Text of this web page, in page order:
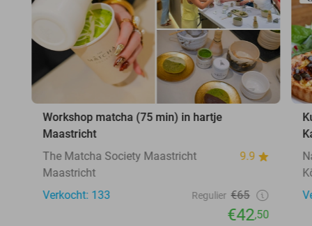
Workshop matcha (75 min) in hartje
Maastricht
The Matcha Society Maastricht
9.9
Maastricht
Verkocht: 133
Regulier €65
€42,50